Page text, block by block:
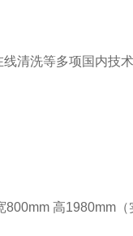
清洗等多项国内技
800mm 高1980mm